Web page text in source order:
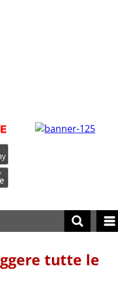
tutte le